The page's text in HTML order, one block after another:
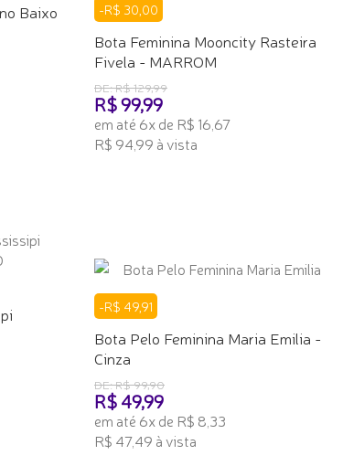
Baixo
-R$ 30,00
Bota Feminina Mooncity Rasteira
Fivela - MARROM
DE: R$ 129,99
R$ 99,99
em até 6x de R$ 16,67
R$ 94,99 à vista
-R$ 49,91
Bota Pelo Feminina Maria Emilia -
Cinza
DE: R$ 99,90
R$ 49,99
em até 6x de R$ 8,33
R$ 47,49 à vista